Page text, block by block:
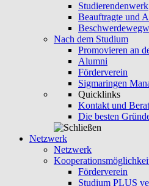
Studierendenwerk
Beauftragte und
Nach dem Studium
Promovieren an
Alumni
Förderverein
Sigmaringen
Quicklinks
Kontakt und
Die besten
Netzwerk
Netzwerk
Förderverein
Studium PLUS